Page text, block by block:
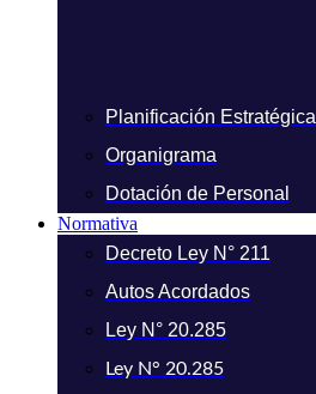
Planificación Estratégica
Organigrama
Dotación de Personal
Normativa
Decreto Ley N° 211
Autos Acordados
Ley N° 20.285
Ley N° 20.285